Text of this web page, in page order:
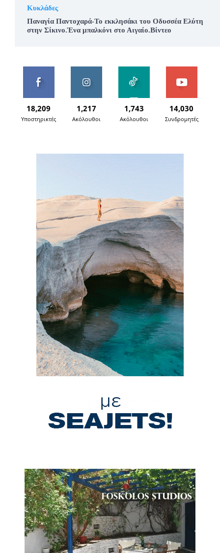
Κυκλάδες
Παναγία Παντοχαρά-Το εκκλησάκι του Οδυσσέα Ελύτη
στην Σίκινο.Ένα μπαλκόνι στο Αιγαίο.Βίντεο
18,209
Υποστηρικτές
1,217
Ακόλουθοι
1,743
Ακόλουθοι
14,030
Συνδρομητές